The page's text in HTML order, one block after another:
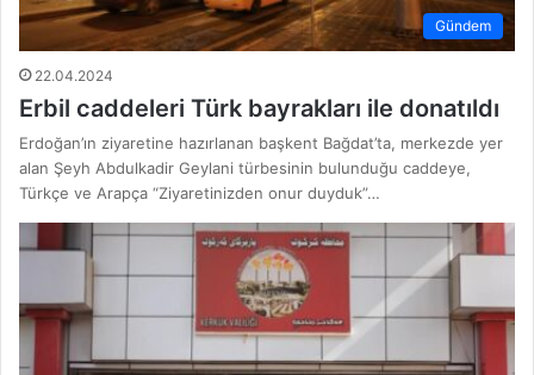
Gündem
22.04.2024
Erbil caddeleri Türk bayrakları ile donatıldı
Erdoğan’ın ziyaretine hazırlanan başkent Bağdat’ta, merkezde yer
alan Şeyh Abdulkadir Geylani türbesinin bulunduğu caddeye,
Türkçe ve Arapça “Ziyaretinizden onur duyduk”…